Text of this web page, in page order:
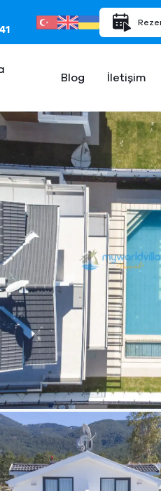
Blog İletişim